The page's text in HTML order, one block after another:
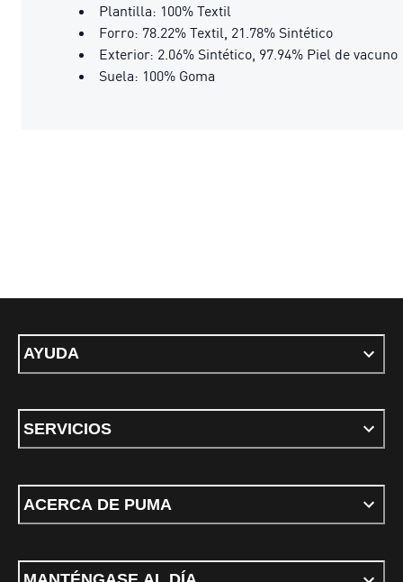
Plantilla: 100% Textil
Forro: 78.22% Textil, 21.78% Sintético
Exterior: 2.06% Sintético, 97.94% Piel de vacuno
Suela: 100% Goma
AYUDA
SERVICIOS
ACERCA DE PUMA